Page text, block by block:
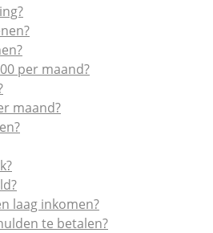
per maand?
maand?
laag inkomen?
te betalen?